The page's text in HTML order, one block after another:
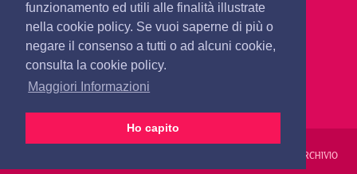
funzionamento ed utili alle finalità illustrate
nella cookie policy. Se vuoi saperne di più o
negare il consenso a tutti o ad alcuni cookie,
consulta la cookie policy.
Maggiori Informazioni
Ho capito
redazione@olbianotizie.it
ARCHIVIO